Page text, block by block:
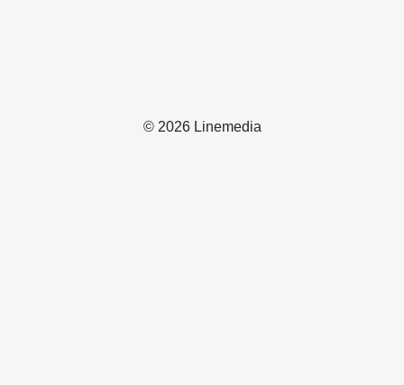
© 2026 Linemedia